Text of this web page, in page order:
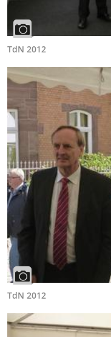
TdN 2012
TdN 2012